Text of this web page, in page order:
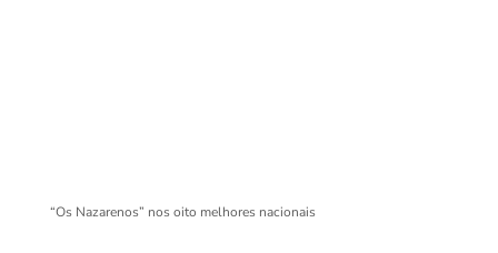
“Os Nazarenos” nos oito melhores nacionais